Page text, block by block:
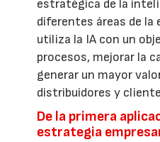
estratégica de la
diferentes áreas de la
utiliza la IA con un
procesos, mejorar la
generar un mayor
distribuidores y
De la primera
estrategia